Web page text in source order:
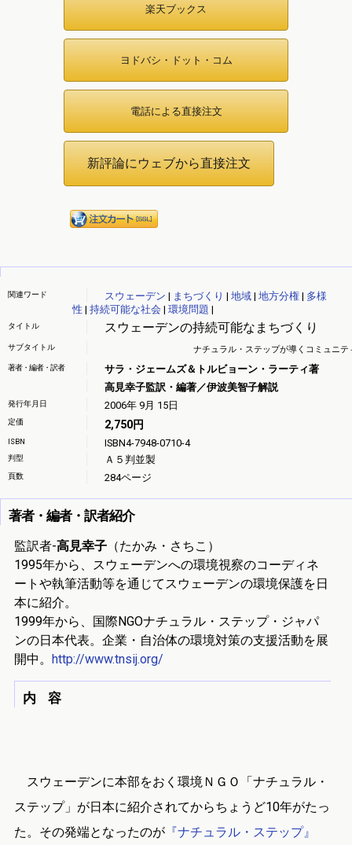
楽天ブックス
ヨドバシ・ドット・コム
電話による直接注文
関連ワード スウェーデン | まちづくり | 地域| 地方分権| 多様
性 | 持続可能な社会 | 環境問題 |
スウェーデンの持続可能なまちづくり
タイトル
サブタイトル ナチュラル・ステップが導くコミュニテ
著者・編者・訳者
サラ・ジェームズ＆トルビョーン・ラーティ著
高見幸子監訳・編著／伊波美智子解説
発行年月日 2006年 9月 15日
定価 2,750円
ISBN ISBN4-7948-0710-4
判型 Ａ５判並製
頁数 284ページ
著者・編者・訳者紹介
監訳者-高見幸子（たかみ・さちこ）
1995年から、スウェーデンへの環境視察のコーディネ
ートや執筆活動等を通じてスウェーデンの環境保護を日
本に紹介。
1999年から、国際NGOナチュラル・ステップ・ジャパ
ンの日本代表。企業・自治体の環境対策の支援活動を展
開中。 http://www.tnsij.org/
内 容
スウェーデンに本部をおく環境ＮＧＯ「ナチュラル・
ステップ」が日本に紹介されてからちょうど10年がたっ
た。その発端となったのが『ナチュラル・ステップ』